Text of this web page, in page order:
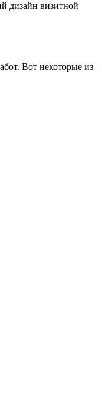
дизайн визитной
Вот некоторые из